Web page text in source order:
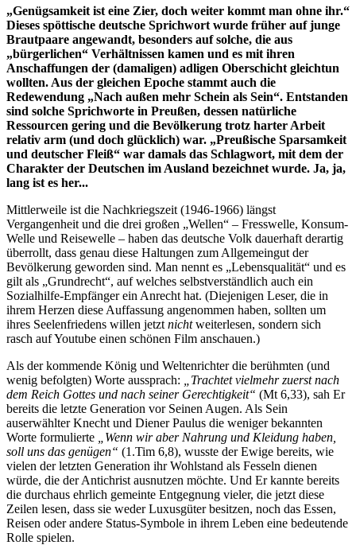
„Genügsamkeit ist eine Zier, doch weiter kommt man ohne ihr.“
Dieses spöttische deutsche Sprichwort wurde früher auf junge
Brautpaare angewandt, besonders auf solche, die aus
„bürgerlichen“ Verhältnissen kamen und es mit ihren
Anschaffungen der (damaligen) adligen Oberschicht gleichtun
wollten. Aus der gleichen Epoche stammt auch die
Redewendung „Nach außen mehr Schein als Sein“. Entstanden
sind solche Sprichworte in Preußen, dessen natürliche
Ressourcen gering und die Bevölkerung trotz harter Arbeit
relativ arm (und doch glücklich) war. „Preußische Sparsamkeit
und deutscher Fleiß“ war damals das Schlagwort, mit dem der
Charakter der Deutschen im Ausland bezeichnet wurde. Ja, ja,
lang ist es her...
Mittlerweile ist die Nachkriegszeit (1946-1966) längst
Vergangenheit und die drei großen „Wellen“ – Fresswelle, Konsum-
Welle und Reisewelle – haben das deutsche Volk dauerhaft derartig
überrollt, dass genau diese Haltungen zum Allgemeingut der
Bevölkerung geworden sind. Man nennt es „Lebensqualität“ und es
gilt als „Grundrecht“, auf welches selbstverständlich auch ein
Sozialhilfe-Empfänger ein Anrecht hat. (Diejenigen Leser, die in
ihrem Herzen diese Auffassung angenommen haben, sollten um
ihres Seelenfriedens willen jetzt nichtweiterlesen, sondern sich
rasch auf Youtube einen schönen Film anschauen.)
Als der kommende König und Weltenrichter die berühmten (und
wenig befolgten) Worte aussprach:
„Trachtet vielmehr zuerst nach
dem Reich Gottes und nach seiner Gerechtigkeit“ (Mt 6,33), sah Er
bereits die letzte Generation vor Seinen Augen. Als Sein
auserwählter Knecht und Diener Paulus die weniger bekannten
Worte formulierte
„Wenn wir aber Nahrung und Kleidung haben,
soll uns das genügen“ (1.Tim 6,8), wusste der Ewige bereits, wie
vielen der letzten Generation ihr Wohlstand als Fesseln dienen
würde, die der Antichrist ausnutzen möchte. Und Er kannte bereits
die durchaus ehrlich gemeinte Entgegnung vieler, die jetzt diese
Zeilen lesen, dass sie weder Luxusgüter besitzen, noch das Essen,
Reisen oder andere Status-Symbole in ihrem Leben eine bedeutende
Rolle spielen.